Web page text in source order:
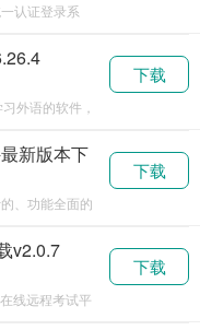
认证登录系
外语的软件，
下载
新版本下
、功能全面的
下载
v2.0.7
线远程考试平
下载